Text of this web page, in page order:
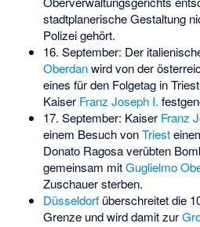
stadtplanerische Gestaltung
Polizei gehört.
16. September: Der
Oberdanwird von der
eines für den Folgetag in
Kaiser Franz Joseph I.
17. September: Kaiser Franz
einem Besuch vonTriest
Donato Ragosaverübten
gemeinsam mitGuglielmo
Zuschauer sterben.
Düsseldorfüberschreitet die
Grenze und wird damit zur